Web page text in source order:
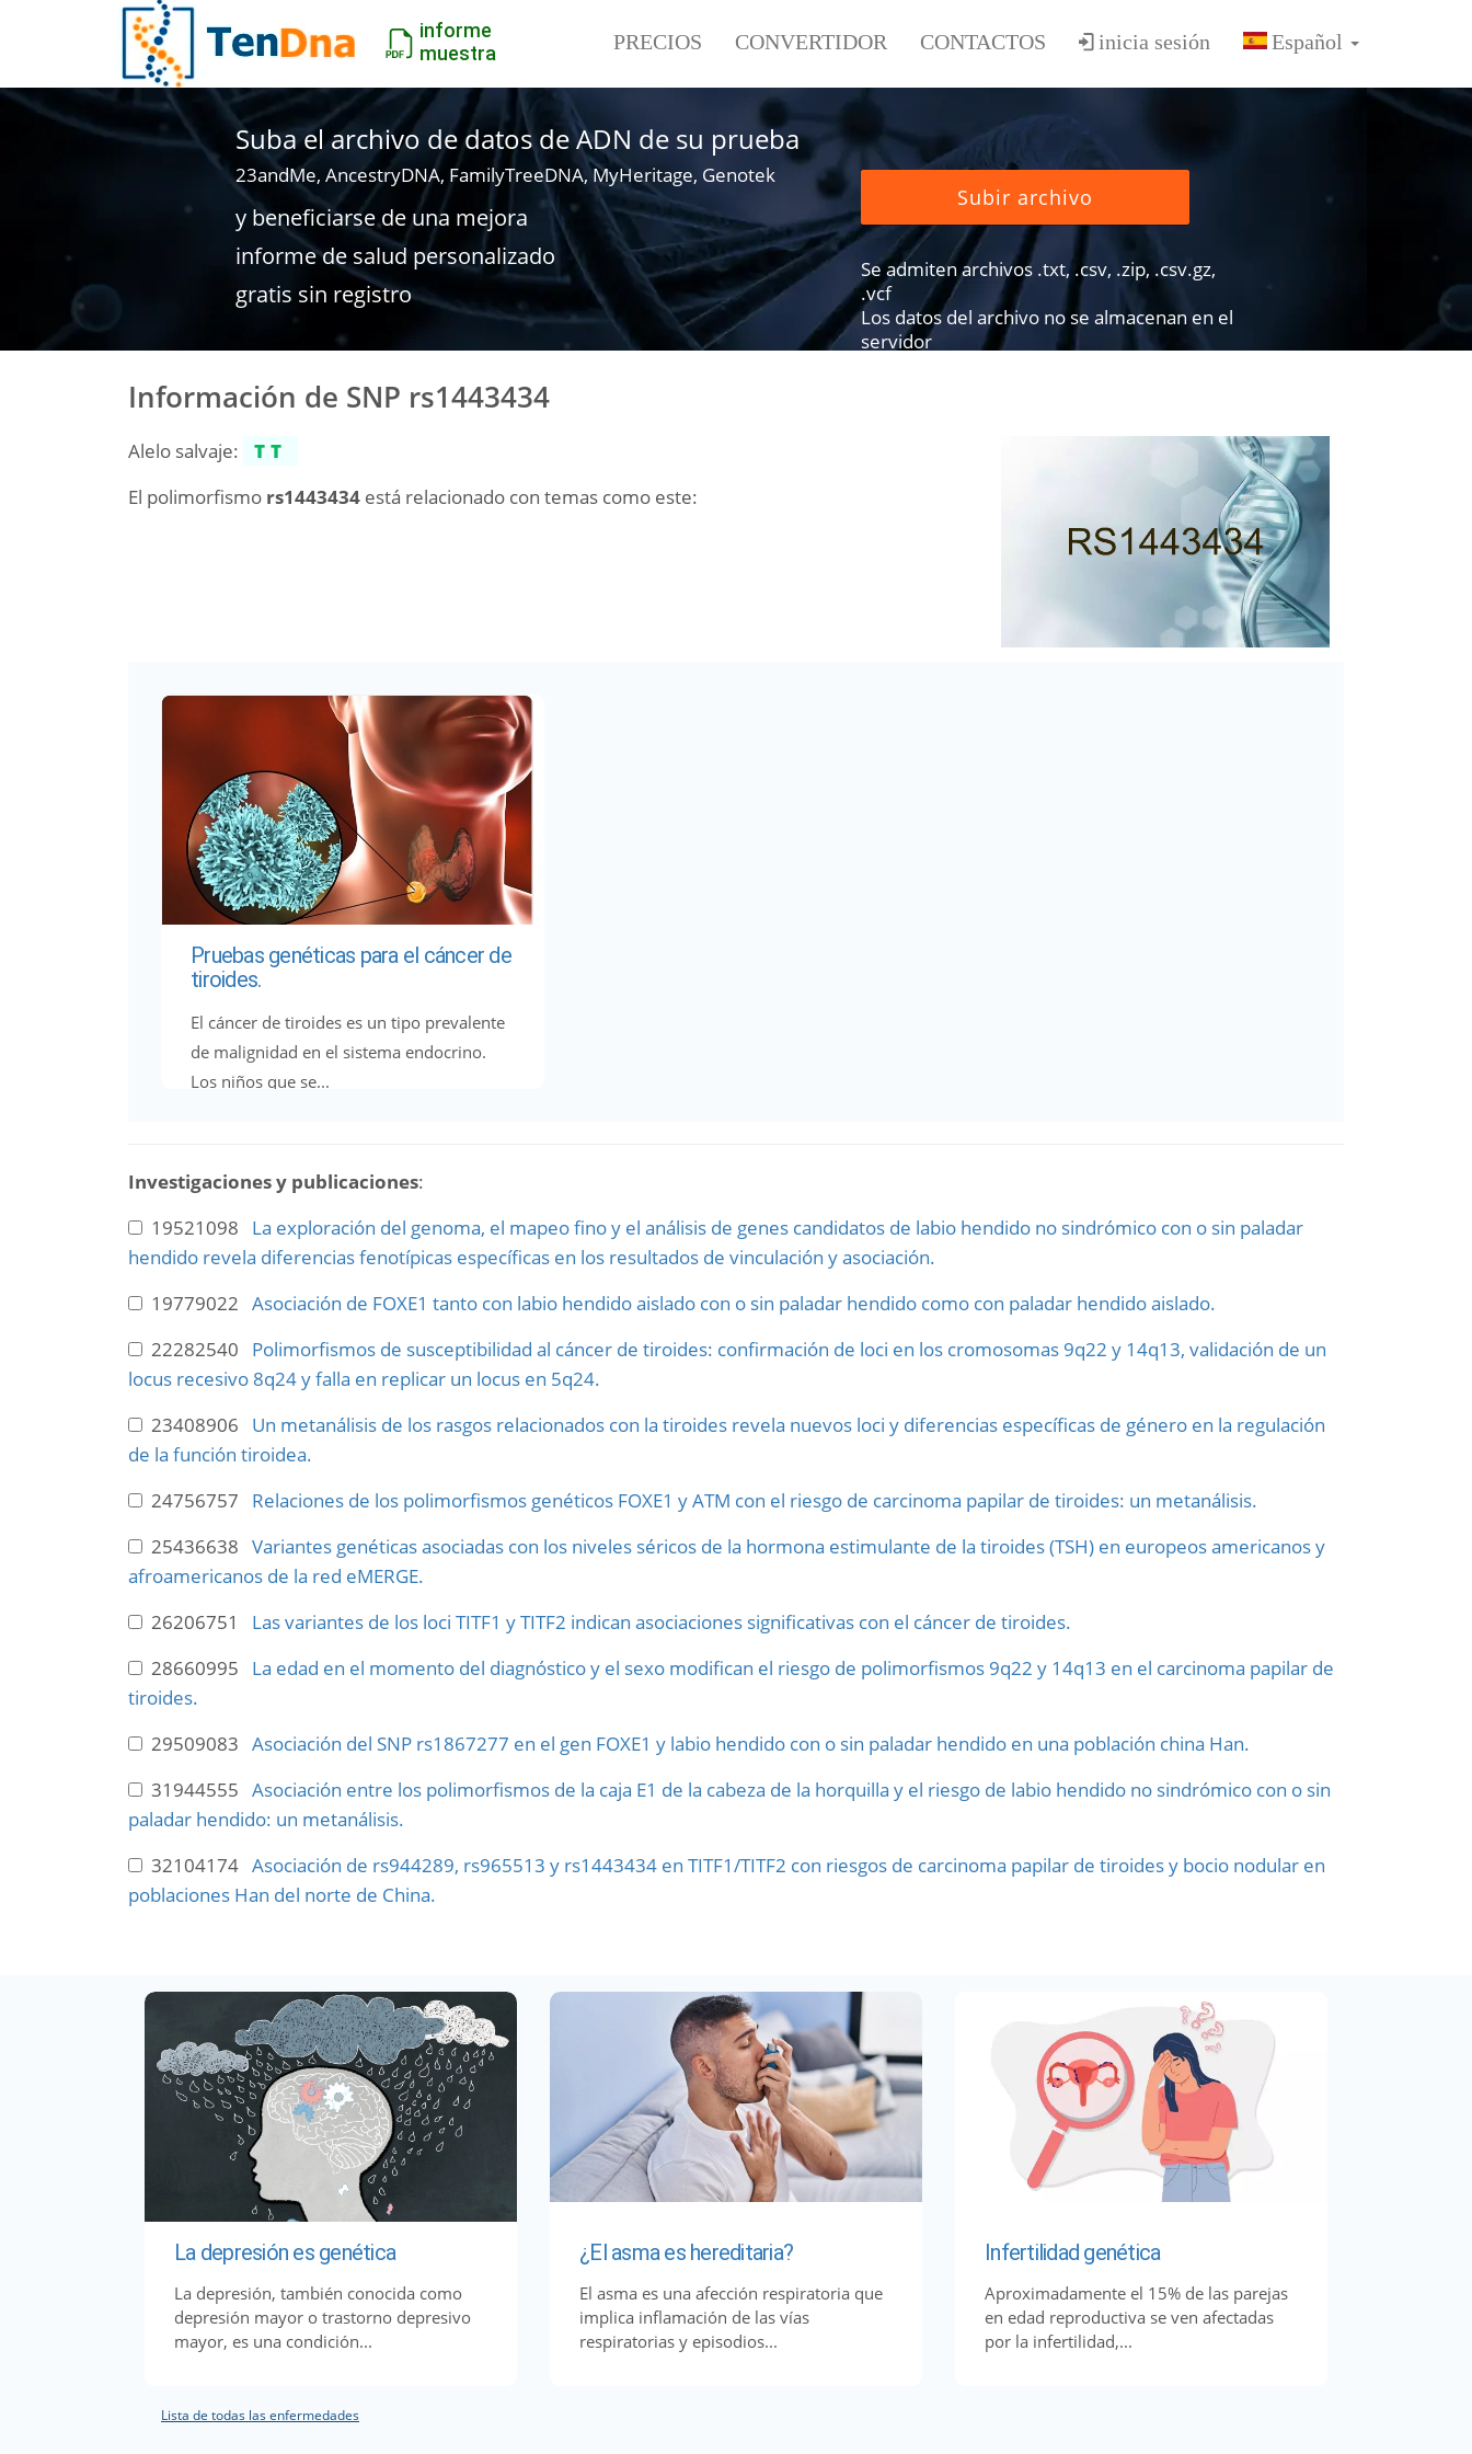
informe
muestra
PRECIOS CONVERTIDOR CONTACTOS inicia sesión
Suba el archivo de datos de ADN de su prueba
23andMe, AncestryDNA, FamilyTreeDNA, MyHeritage, Genotek
y beneficiarse de una mejora
informe de salud personalizado
gratis sin registro
Subir archivo
Se admiten archivos .txt, .csv, .zip, .csv.gz,
.vcf
Los datos del archivo no se almacenan en el
servidor
Información de SNP rs1443434
Alelo salvaje:
TT
El polimorfismo rs1443434 está relacionado con temas como este:
Pruebas genéticas para el cáncer de
tiroides.
El cáncer de tiroides es un tipo prevalente
de malignidad en el sistema endocrino.
Los niños que se...
Investigaciones y publicaciones:
19521098 La exploración del genoma, el mapeo fino y el análisis de genes candidatos de labio hendido no sindrómico con o sin paladar
hendido revela diferencias fenotípicas específicas en los resultados de vinculación y asociación.
19779022 Asociación de FOXE1 tanto con labio hendido aislado con o sin paladar hendido como con paladar hendido aislado.
22282540 Polimorfismos de susceptibilidad al cáncer de tiroides: confirmación de loci en los cromosomas 9q22 y 14q13, validación de un
locus recesivo 8q24 y falla en replicar un locus en 5q24.
23408906 Un metanálisis de los rasgos relacionados con la tiroides revela nuevos loci y diferencias específicas de género en la regulación
de la función tiroidea.
24756757 Relaciones de los polimorfismos genéticos FOXE1 y ATM con el riesgo de carcinoma papilar de tiroides: un metanálisis.
25436638 Variantes genéticas asociadas con los niveles séricos de la hormona estimulante de la tiroides (TSH) en europeos americanos y
afroamericanos de la red eMERGE.
26206751 Las variantes de los loci TITF1 y TITF2 indican asociaciones significativas con el cáncer de tiroides.
28660995 La edad en el momento del diagnóstico y el sexo modifican el riesgo de polimorfismos 9q22 y 14q13 en el carcinoma papilar de
tiroides.
29509083 Asociación del SNP rs1867277 en el gen FOXE1 y labio hendido con o sin paladar hendido en una población china Han.
31944555 Asociación entre los polimorfismos de la caja E1 de la cabeza de la horquilla y el riesgo de labio hendido no sindrómico con o sin
paladar hendido: un metanálisis.
32104174 Asociación de rs944289, rs965513 y rs1443434 en TITF1/TITF2 con riesgos de carcinoma papilar de tiroides y bocio nodular en
poblaciones Han del norte de China.
La depresión es genética
La depresión, también conocida como
depresión mayor o trastorno depresivo
mayor, es una condición...
¿El asma es hereditaria?
El asma es una afección respiratoria que
implica inflamación de las vías
respiratorias y episodios...
Infertilidad genética
Aproximadamente el 15% de las parejas
en edad reproductiva se ven afectadas
por la infertilidad,...
Lista de todas las enfermedades